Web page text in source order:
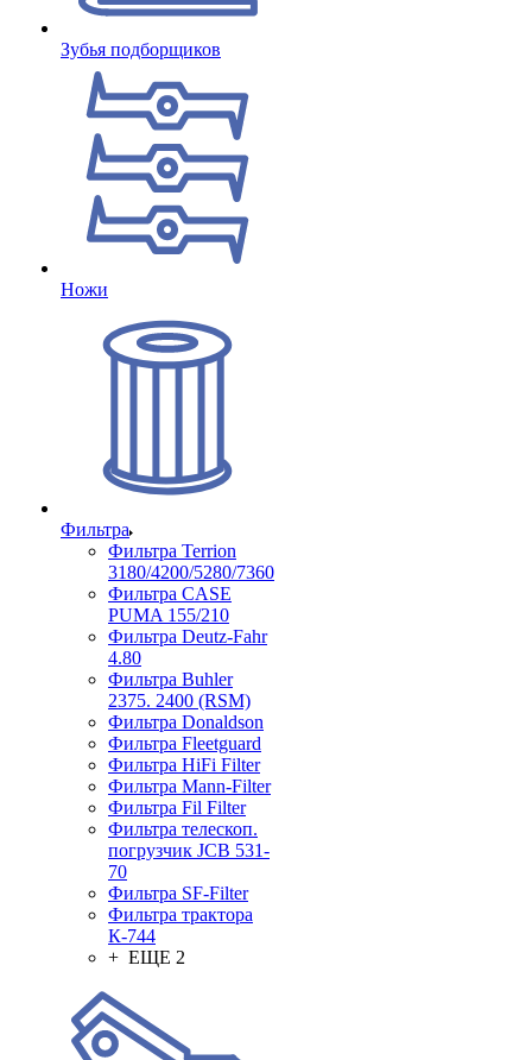
Зубья подборщиков
Ножи
Фильтра
Фильтра Terrion
3180/4200/5280/7360
Фильтра CASE
PUMA 155/210
Фильтра Deutz-Fahr
4.80
Фильтра Buhler
2375. 2400 (RSM)
Фильтра Donaldson
Фильтра Fleetguard
Фильтра HiFi Filter
Фильтра Mann-Filter
Фильтра Fil Filter
Фильтра телескоп.
погрузчик JCB 531-
70
Фильтра SF-Filter
Фильтра трактора
К-744
+ ЕЩЕ 2